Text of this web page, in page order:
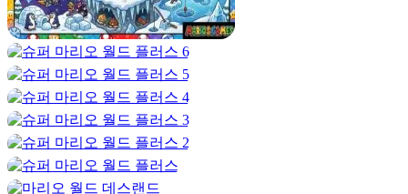
슈퍼 마리오 랜드 2 DX 온라인을 무료로
플레이하세요
오늘marios.games에서슈퍼 마리오 랜드 2 DX
시작해보세요. 향상된 비주얼, 부드러운 게임플레이, 끝없는
재미를 갖춘 클래식 플랫폼 게임을 모두 완전 무료이며 차단되
지 않은 상태로 경험해 보세요.